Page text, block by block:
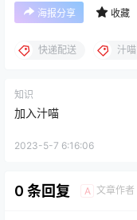
海报分享 收藏
快递配送 汁喵
知识
加入汁喵
2023-5-7 6:16:06
0 条回复 A 文章作者